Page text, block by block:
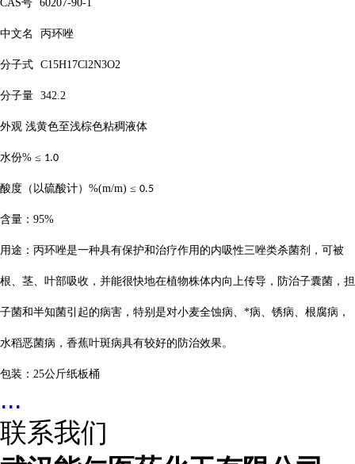
CAS号 60207-90-1
中文名 丙环唑
分子式 C15H17Cl2N3O2
分子量 342.2
外观 浅黄色至浅棕色粘稠液体
水份% ≤ 1.0
酸度（以硫酸计） %(m/m) ≤ 0.5
含量： 95%
用途：丙环唑是一种具有保护和治疗作用的内吸性三唑类杀菌剂，可被
根、茎、叶部吸收，并能很快地在植物株体内向上传导，防治子囊菌，担
子菌和半知菌引起的病害，特别是对小麦全蚀病、*病、锈病、根腐病，
水稻恶菌病，香蕉叶斑病具有较好的防治效果。
包装： 25公斤纸板桶
...
联系我们